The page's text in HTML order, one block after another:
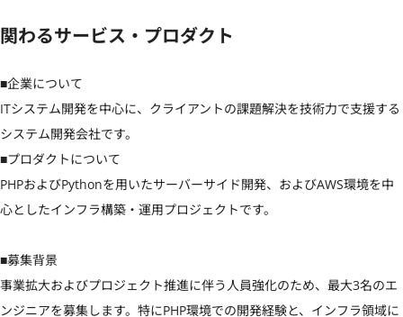
関わるサービス・プロダクト
■企業について
ITシステム開発を中心に、クライアントの課題解決を技術力で支援する
システム開発会社です。
■プロダクトについて
PHPおよびPythonを用いたサーバーサイド開発、およびAWS環境を中
心としたインフラ構築・運用プロジェクトです。
■募集背景
事業拡大およびプロジェクト推進に伴う人員強化のため、最大3名のエ
ンジニアを募集します。特にPHP環境での開発経験と、インフラ領域に